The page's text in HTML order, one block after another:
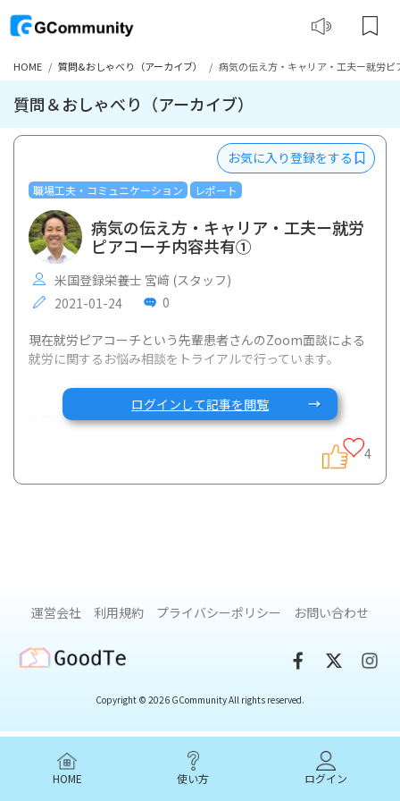
HOME 質問&おしゃべり（アーカイブ） 病気の伝え方・キャリア・工夫ー就労
質問＆おしゃべり（アーカイブ）
職場工夫・コミュニケーション レポート
お気に入り登録をする
病気の伝え方・キャリア・工夫ー就労
ピアコーチ内容共有①
米国登録栄養士 宮﨑 (スタッフ)
2021-01-24
0
現在就労ピアコーチという先輩患者さんのZoom面談による
就労に関するお悩み相談をトライアルで行っています。
今回は、昨年10月に潰瘍性大腸炎を発症したばかりの
Ito202010さん（男性20代）から就労に関する相談があり、
先輩患者であるabqさん（クローン病・40代女性）、Penta
10月に発症後症状は落ち着いている。ただ営業職で客先に行
検討している。病気と付き合いながらどう仕事を両立してい
くのかが不安。
ーー会社にどのように病気を伝え、仕事・職種をどのように
選んできましたか？
ログインして記事を閲覧
4
HOME 使い方 ログイン
運営会社 利用規約 プライバシーポリシー お問い合わせ
GoodTe
Copyright © 2026 GCommunity All rights reserved.